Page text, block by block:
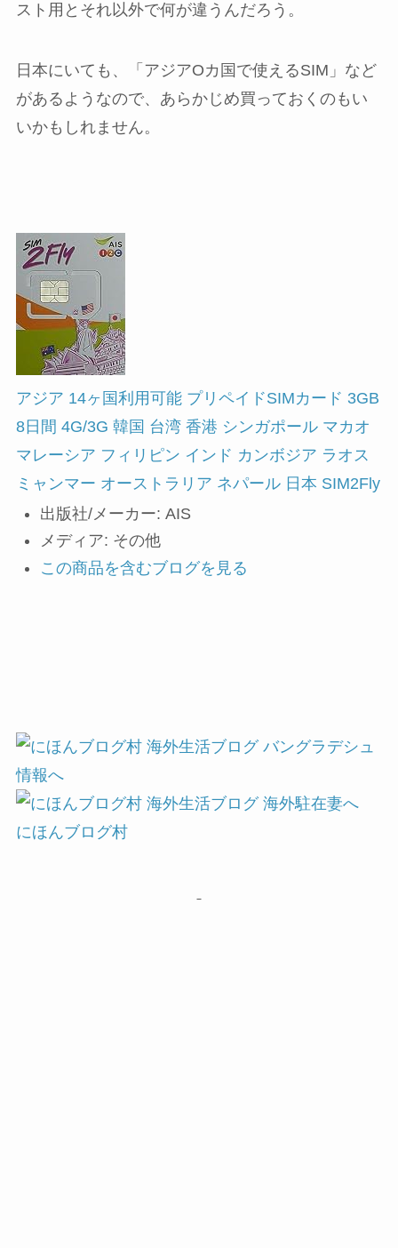
スト用とそれ以外で何が違うんだろう。
日本にいても、「アジアOカ国で使えるSIM」など
があるようなので、あらかじめ買っておくのもい
いかもしれません。
アジア 14ヶ国利用可能 プリペイドSIMカード 3GB
8日間 4G/3G 韓国 台湾 香港 シンガポール マカオ
マレーシア フィリピン インド カンボジア ラオス
ミャンマー オーストラリア ネパール 日本 SIM2Fly
出版社/メーカー: AIS
メディア: その他
この商品を含むブログを見る
にほんブログ村